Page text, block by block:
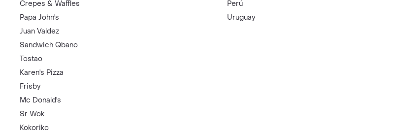
Crepes & Waffles
Papa John's
Juan Valdez
Sandwich Qbano
Tostao
Karen's Pizza
Frisby
Mc Donald's
Sr Wok
Kokoriko
Perú
Uruguay